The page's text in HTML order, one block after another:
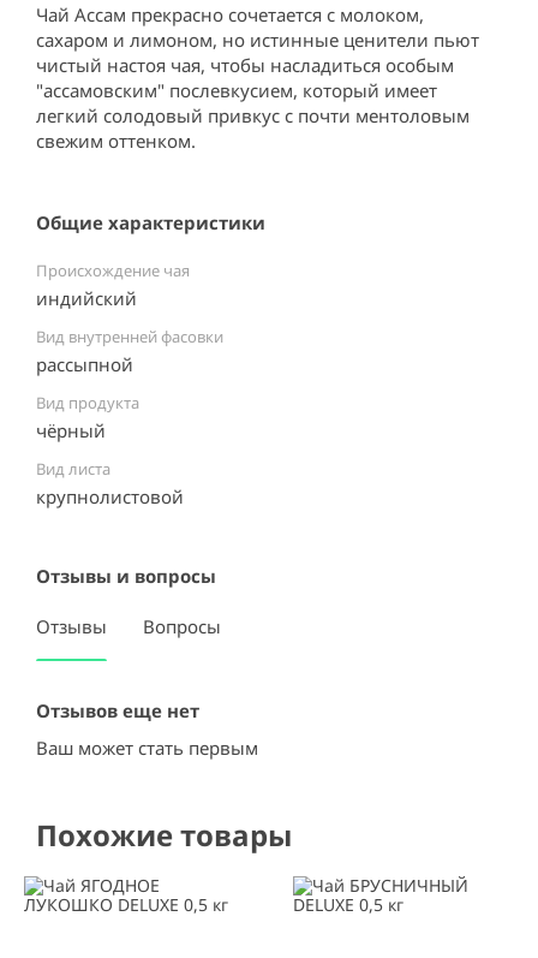
Чай Ассам прекрасно сочетается с молоком,
сахаром и лимоном, но истинные ценители пьют
чистый настоя чая, чтобы насладиться особым
"ассамовским" послевкусием, который имеет
легкий солодовый привкус с почти ментоловым
свежим оттенком.
Общие характеристики
Происхождение чая
индийский
Вид внутренней фасовки
рассыпной
Вид продукта
чёрный
Вид листа
крупнолистовой
Отзывы и вопросы
Отзывы Вопросы
Отзывов еще нет
Ваш может стать первым
Похожие товары